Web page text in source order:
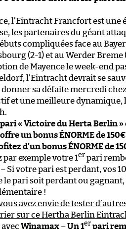
l’Eintracht Francfort est
les partenaires du géant
compliquées face au
(2-1) et au Werder
de Mayence le week-end
l’Eintracht devrait se
sa défaite mercredi
et une meilleure dynamique,
pari « Victoire du Herta Berlin »
un bonus ÉNORME de
d’un bonus ÉNORME de
par exemple votre 1er pari
– Si votre pari est perdant, vos
le pari soit perdant ou
!
avez envie de tester
sur ce Hertha Berlin
avec Winamax –Un 1er pari